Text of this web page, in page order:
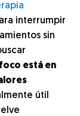
interrumpir
sin
está en
útil